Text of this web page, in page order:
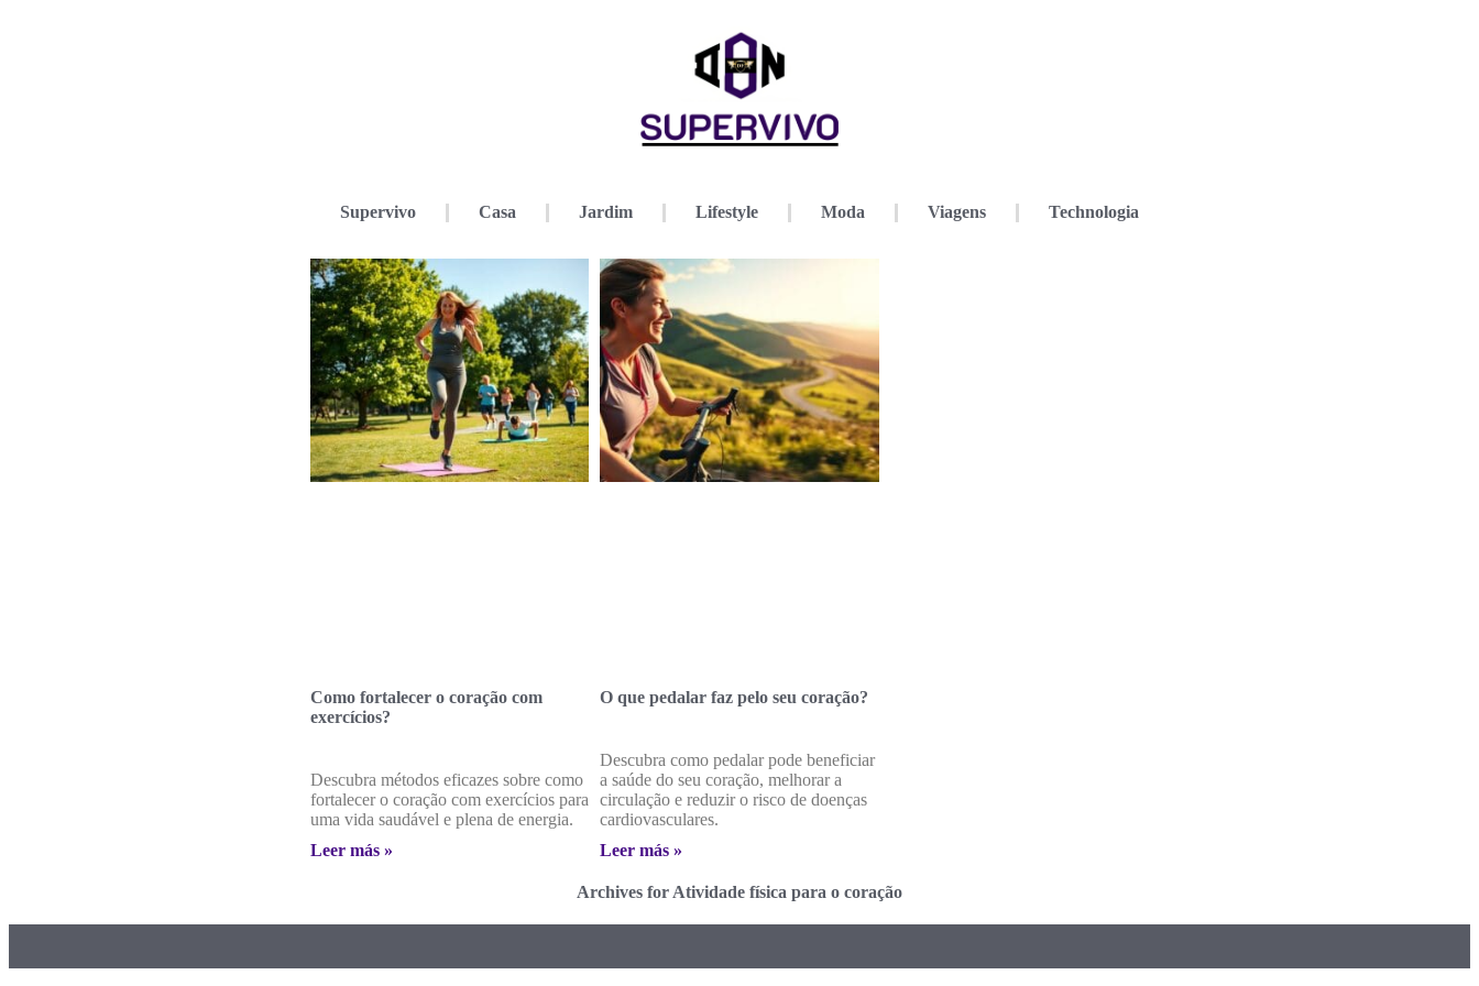
Supervivo Casa Jardim Lifestyle Moda Viagens Technologia
Como fortalecer o coração com
exercícios?
Descubra métodos eficazes sobre como
fortalecer o coração com exercícios para
uma vida saudável e plena de energia.
Leer más »
O que pedalar faz pelo seu coração?
Descubra como pedalar pode beneficiar
a saúde do seu coração, melhorar a
circulação e reduzir o risco de doenças
cardiovasculares.
Leer más »
Archives for Atividade física para o coração